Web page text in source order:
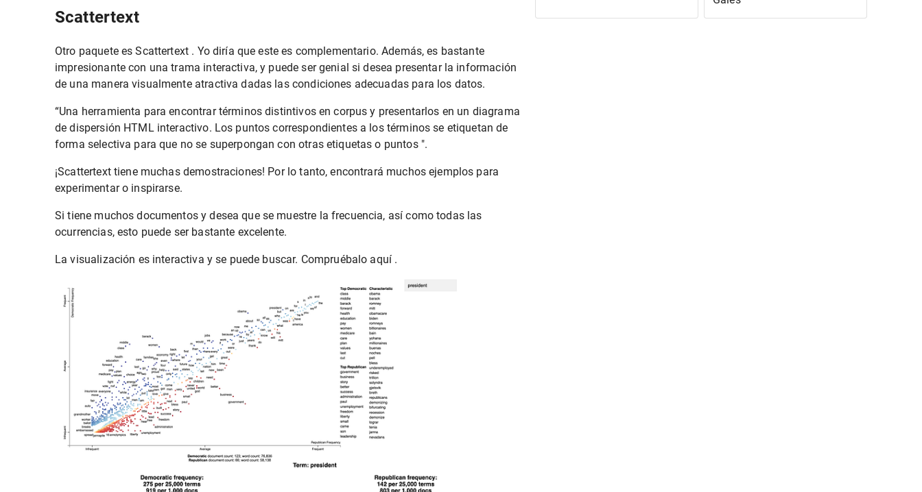
Scattertext
Otro paquete es Scattertext . Yo diría que este es complementario. Además, es bastante
impresionante con una trama interactiva, y puede ser genial si desea presentar la información
de una manera visualmente atractiva dadas las condiciones adecuadas para los datos.
“Una herramienta para encontrar términos distintivos en corpus y presentarlos en un diagrama
de dispersión HTML interactivo. Los puntos correspondientes a los términos se etiquetan de
forma selectiva para que no se superpongan con otras etiquetas o puntos ".
¡Scattertext tiene muchas demostraciones! Por lo tanto, encontrará muchos ejemplos para
experimentar o inspirarse.
Si tiene muchos documentos y desea que se muestre la frecuencia, así como todas las
ocurrencias, esto puede ser bastante excelente.
La visualización es interactiva y se puede buscar. Compruébalo aquí .